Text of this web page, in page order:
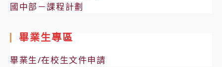
國中部－課程計劃
畢業生專區
畢業生/在校生文件申請